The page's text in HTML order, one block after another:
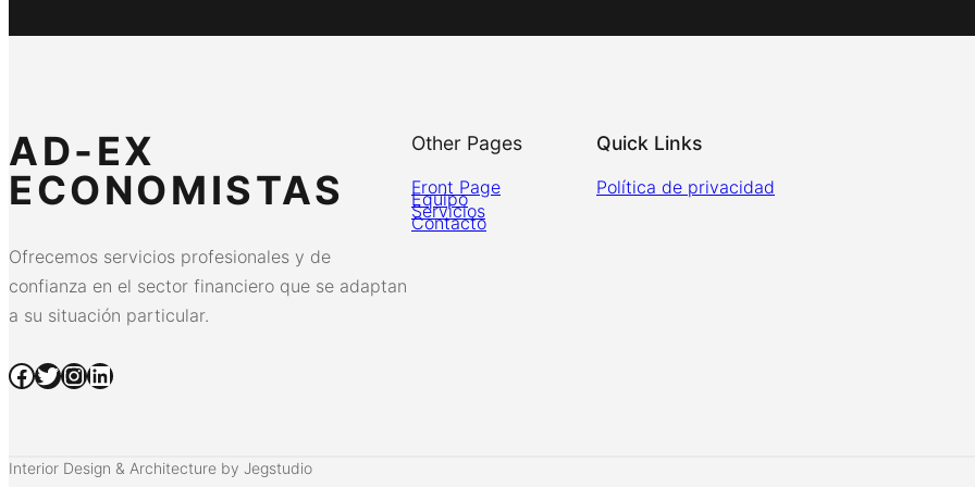
AD-EX
ECONOMISTAS
Ofrecemos servicios profesionales y de
confianza en el sector financiero que se adaptan
a su situación particular.
Facebook Twitter InstagramLinkedIn
Other Pages
Front Page
Equipo
Servicios
Contacto
Quick Links
Política de privacidad
Interior Design & Architecture by Jegstudio